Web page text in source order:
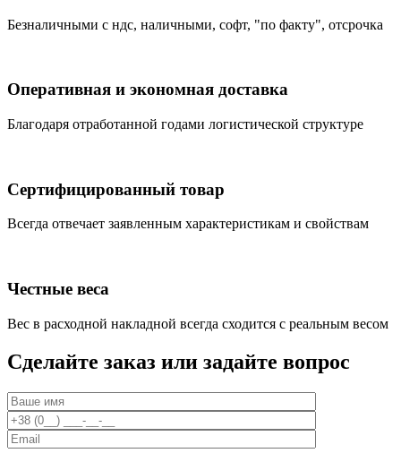
Безналичными с ндс, наличными, софт, "по факту", отсрочка
Оперативная и экономная доставка
Благодаря отработанной годами логистической структуре
Сертифицированный товар
Всегда отвечает заявленным характеристикам и свойствам
Честные веса
Вес в расходной накладной всегда сходится с реальным весом
Сделайте заказ или задайте вопрос